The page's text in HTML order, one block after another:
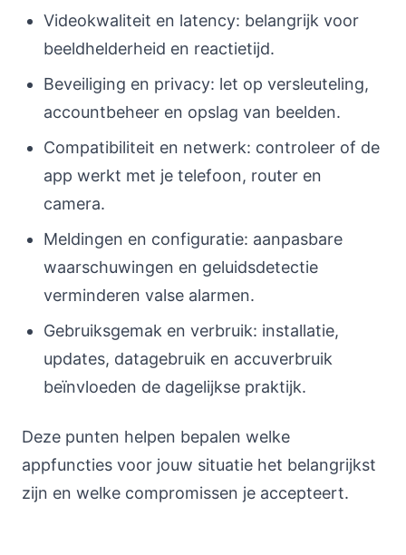
Videokwaliteit en latency: belangrijk voor
beeldhelderheid en reactietijd.
Beveiliging en privacy: let op versleuteling,
accountbeheer en opslag van beelden.
Compatibiliteit en netwerk: controleer of de
app werkt met je telefoon, router en
camera.
Meldingen en configuratie: aanpasbare
waarschuwingen en geluidsdetectie
verminderen valse alarmen.
Gebruiksgemak en verbruik: installatie,
updates, datagebruik en accuverbruik
beïnvloeden de dagelijkse praktijk.
Deze punten helpen bepalen welke
appfuncties voor jouw situatie het belangrijkst
zijn en welke compromissen je accepteert.